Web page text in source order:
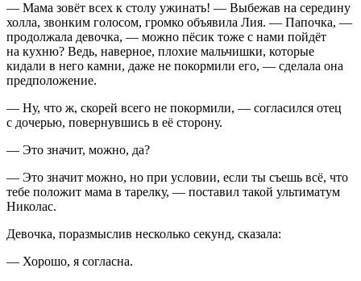
— Мама зовёт всех к столу ужинать! — Выбежав на середину
холла, звонким голосом, громко объявила Лия. — Папочка, —
продолжала девочка, — можно пёсик тоже с нами пойдёт
на кухню? Ведь, наверное, плохие мальчишки, которые
кидали в него камни, даже не покормили его, — сделала она
предположение.
— Ну, что ж, скорей всего не покормили, — согласился отец
с дочерью, повернувшись в её сторону.
— Это значит, можно, да?
— Это значит можно, но при условии, если ты съешь всё, что
тебе положит мама в тарелку, — поставил такой ультиматум
Николас.
Девочка, поразмыслив несколько секунд, сказала:
— Хорошо, я согласна.